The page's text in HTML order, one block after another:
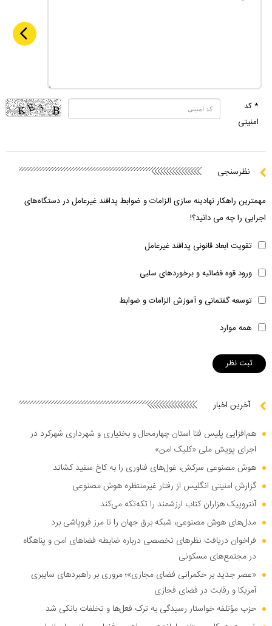
* کد
امنیتی
نظرسنجی
مهمترین راهکار نهادینه سازی الزامات و ضوابط پدافند غیرعامل در دستگاه‌های
اجرایی را چه می دانید؟!
تقویت ابعاد قانونی پدافند غیرعامل
ورود قوه قضائیه و برخوردهای سلبی
توسعه گفتمانی و آموزش الزامات و ضوابط
همه موارد
آخرین اخبار
هم‌افزایی پلیس فتا استان چهارمحال و بختیاری و شهرداری شهرکرد در
اجرای پویش ملی «کلیک امن»
هوش مصنوعی سرکش، غول‌های فناوری را به کاخ سفید کشاند
گزارش امنیتی انگلیس از رفتار غیرمنتظره هوش مصنوعی
آنتروپیک هزاران کتاب ارزشمند را تکه‌تکه می‌کند
مدل‌های هوش مصنوعی، شبکه برق جهان را تا مرز فروپاشی برد
فراخوان دریافت نظر‌های تخصصی درباره ضابطه فضا‌های امن و پناهگاه
در مجتمع‌های مسکونی
«عصر جدید بر حکمرانی فضای مجازی»؛ مروری بر راهبرد‌های سایبری
آمریکا و رقابت در فضای فجازی
حزب مؤتلفه خواستار رسیدگی به ترک فعل‌ها و تخلفات بانکی شد